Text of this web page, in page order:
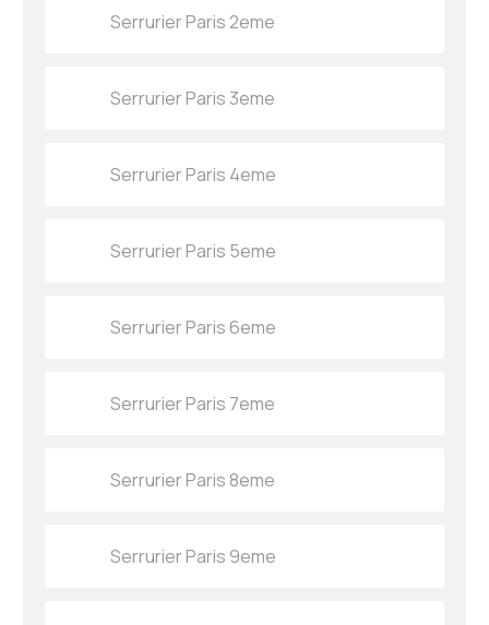
Serrurier Paris 2eme
Serrurier Paris 3eme
Serrurier Paris 4eme
Serrurier Paris 5eme
Serrurier Paris 6eme
Serrurier Paris 7eme
Serrurier Paris 8eme
Serrurier Paris 9eme